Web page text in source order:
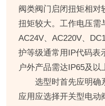
阀类阀门启闭扭矩相对
扭矩较大。工作电压需
AC24V、AC220V、
护等级通常用IP代码表
户外产品需达IP65及以
选型时首先应明确
应用应选择开关型电动